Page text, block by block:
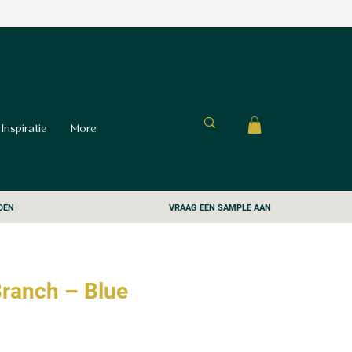
Inspiratie More
VRAAG EEN SAMPLE AAN
– Blue